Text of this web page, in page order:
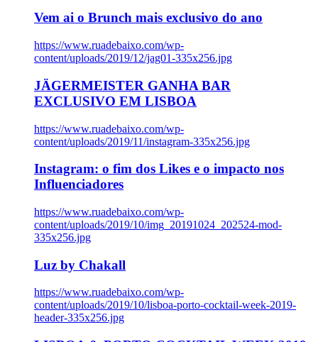
Vem ai o Brunch mais exclusivo do ano
https://www.ruadebaixo.com/wp-
content/uploads/2019/12/jag01-335x256.jpg
JÄGERMEISTER GANHA BAR
EXCLUSIVO EM LISBOA
https://www.ruadebaixo.com/wp-
content/uploads/2019/11/instagram-335x256.jpg
Instagram: o fim dos Likes e o impacto nos
Influenciadores
https://www.ruadebaixo.com/wp-
content/uploads/2019/10/img_20191024_202524-mod-
335x256.jpg
Luz by Chakall
https://www.ruadebaixo.com/wp-
content/uploads/2019/10/lisboa-porto-cocktail-week-2019-
header-335x256.jpg